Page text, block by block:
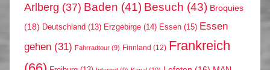
Arlberg (37) Baden (41) Besuch (43) Broquies
(18) Deutschland (13) Erzgebirge (14) Essen (15) Essen
gehen (31) Fahrradtour (9) Finnland (12) Frankreich